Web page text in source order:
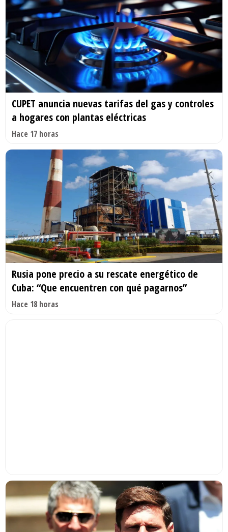
CUPET anuncia nuevas tarifas del gas y controles
a hogares con plantas eléctricas
Hace 17 horas
Rusia pone precio a su rescate energético de
Cuba: “Que encuentren con qué pagarnos”
Hace 18 horas